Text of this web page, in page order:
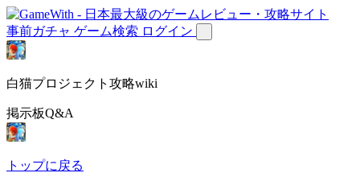
事前ガチャ ゲーム検索 ログイン
白猫プロジェクト攻略wiki
掲示板Q&A
トップに戻る